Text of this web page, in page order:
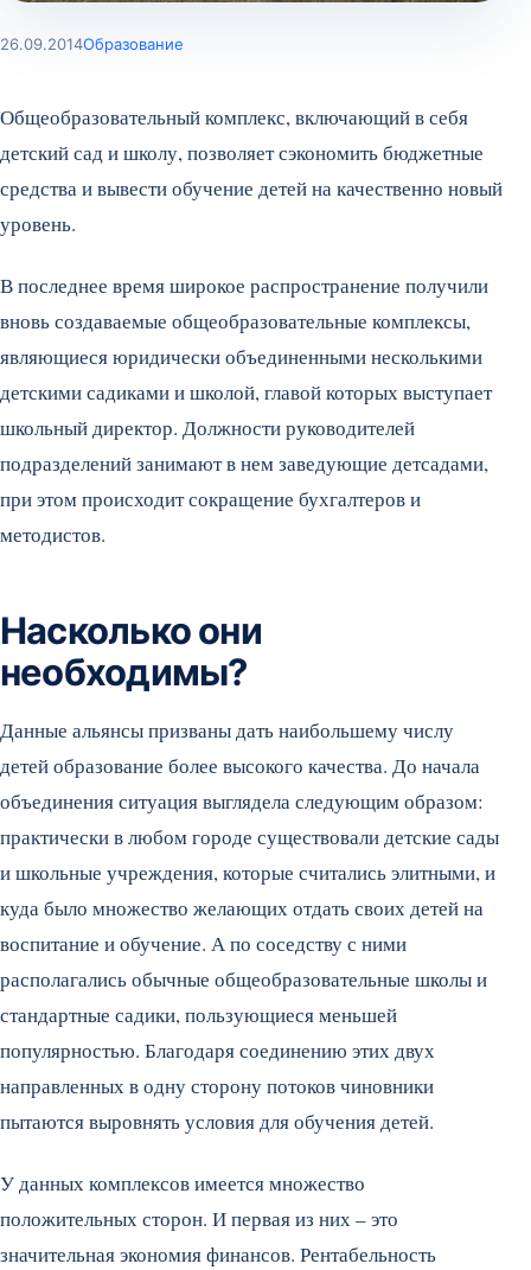
26.09.2014Образование
Общеобразовательный комплекс, включающий в себя
детский сад и школу, позволяет сэкономить бюджетные
средства и вывести обучение детей на качественно новый
уровень.
В последнее время широкое распространение получили
вновь создаваемые общеобразовательные комплексы,
являющиеся юридически объединенными несколькими
детскими садиками и школой, главой которых выступает
школьный директор. Должности руководителей
подразделений занимают в нем заведующие детсадами,
при этом происходит сокращение бухгалтеров и
методистов.
Насколько они
необходимы?
Данные альянсы призваны дать наибольшему числу
детей образование более высокого качества. До начала
объединения ситуация выглядела следующим образом:
практически в любом городе существовали детские сады
и школьные учреждения, которые считались элитными, и
куда было множество желающих отдать своих детей на
воспитание и обучение. А по соседству с ними
располагались обычные общеобразовательные школы и
стандартные садики, пользующиеся меньшей
популярностью. Благодаря соединению этих двух
направленных в одну сторону потоков чиновники
пытаются выровнять условия для обучения детей.
У данных комплексов имеется множество
положительных сторон. И первая из них – это
значительная экономия финансов. Рентабельность